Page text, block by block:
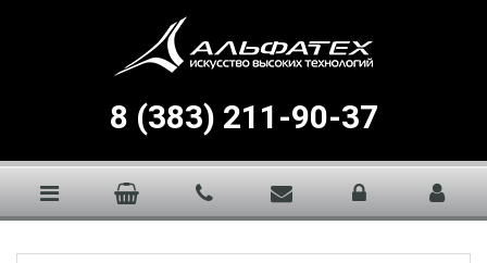
8 (383) 211-90-37